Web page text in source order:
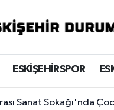
ESKİŞEHİRSPOR
Sanat Sokağı'nda
Durumu
Vakitleri